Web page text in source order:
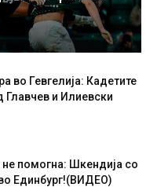
во Гевгелија: Кадетите
и Илиевски
помогна: Шкендија со
Единбург!(ВИДЕО)